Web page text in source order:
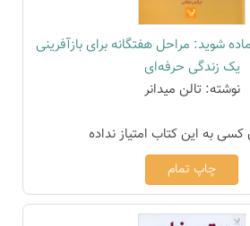
شوید: مراحل هفتگانه برای بازآفرینی
یک زندگی حرفه‌ای
نوشته: تالن میدانر
چاپ تمام